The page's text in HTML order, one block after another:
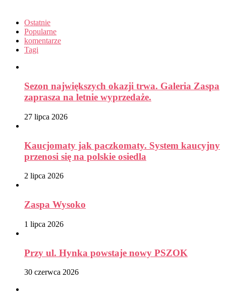
Ostatnie
Popularne
komentarze
Tagi
Sezon największych okazji trwa. Galeria Zaspa
zaprasza na letnie wyprzedaże.
27 lipca 2026
Kaucjomaty jak paczkomaty. System kaucyjny
przenosi się na polskie osiedla
2 lipca 2026
Zaspa Wysoko
1 lipca 2026
Przy ul. Hynka powstaje nowy PSZOK
30 czerwca 2026